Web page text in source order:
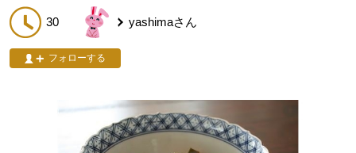
30 yashimaさん
フォローする